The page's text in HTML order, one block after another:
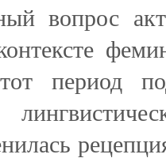
вопрос
период